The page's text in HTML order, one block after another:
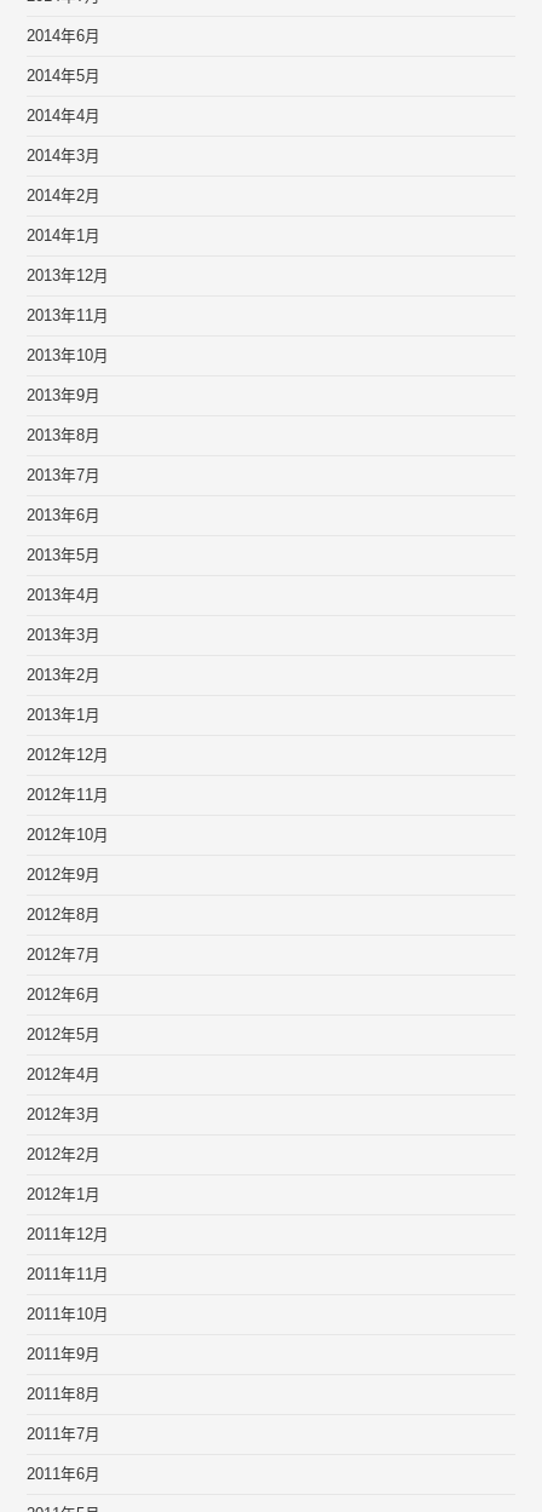
2014年6月
2014年5月
2014年4月
2014年3月
2014年2月
2014年1月
2013年12月
2013年11月
2013年10月
2013年9月
2013年8月
2013年7月
2013年6月
2013年5月
2013年4月
2013年3月
2013年2月
2013年1月
2012年12月
2012年11月
2012年10月
2012年9月
2012年8月
2012年7月
2012年6月
2012年5月
2012年4月
2012年3月
2012年2月
2012年1月
2011年12月
2011年11月
2011年10月
2011年9月
2011年8月
2011年7月
2011年6月